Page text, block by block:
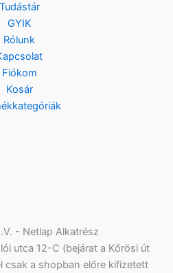
Tudástár
GYIK
Rólunk
Fiókom
Kosár
- Netlap Alkatrész
utca 12-C (bejárat a Kőrösi út
csak a shopban előre kifizetett